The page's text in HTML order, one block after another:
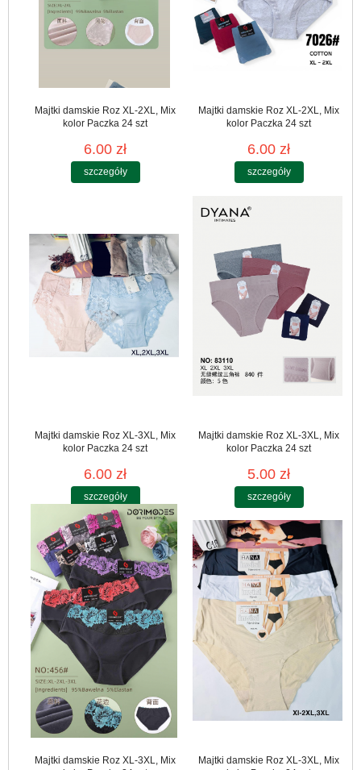
Majtki damskie Roz XL-2XL, Mix
kolor Paczka 24 szt
6.00 zł
szczegóły
Majtki damskie Roz XL-2XL, Mix
kolor Paczka 24 szt
6.00 zł
szczegóły
Majtki damskie Roz XL-3XL, Mix
kolor Paczka 24 szt
6.00 zł
szczegóły
Majtki damskie Roz XL-3XL, Mix
kolor Paczka 24 szt
5.00 zł
szczegóły
Majtki damskie Roz XL-3XL, Mix
Majtki damskie Roz XL-3XL, Mix